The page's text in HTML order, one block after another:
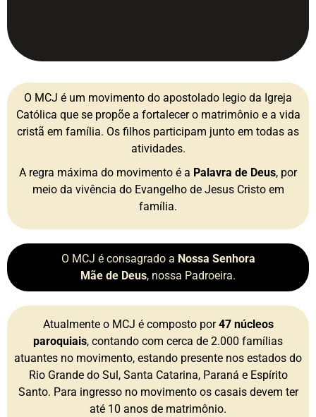
O MCJ é um movimento do apostolado legio da Igreja
Católica que se propõe a fortalecer o matrimônio e a vida
cristã em família. Os filhos participam junto em todas as
atividades.
A regra máxima do movimento é a Palavra de Deus, por
meio da vivência do Evangelho de Jesus Cristo em
família.
O MCJ é consagrado a Nossa Senhora
Mãe de Deus, nossa Padroeira.
Atualmente o MCJ é composto por47 núcleos
paroquiais, contando com cerca de 2.000 famílias
atuantes no movimento, estando presente nos estados do
Rio Grande do Sul, Santa Catarina, Paraná e Espírito
Santo. Para ingresso no movimento os casais devem ter
até 10 anos de matrimônio.